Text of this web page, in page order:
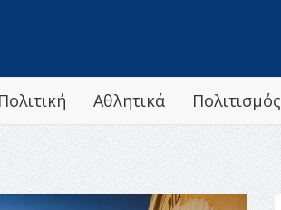
Πολιτική Αθλητικά Πολιτισμός